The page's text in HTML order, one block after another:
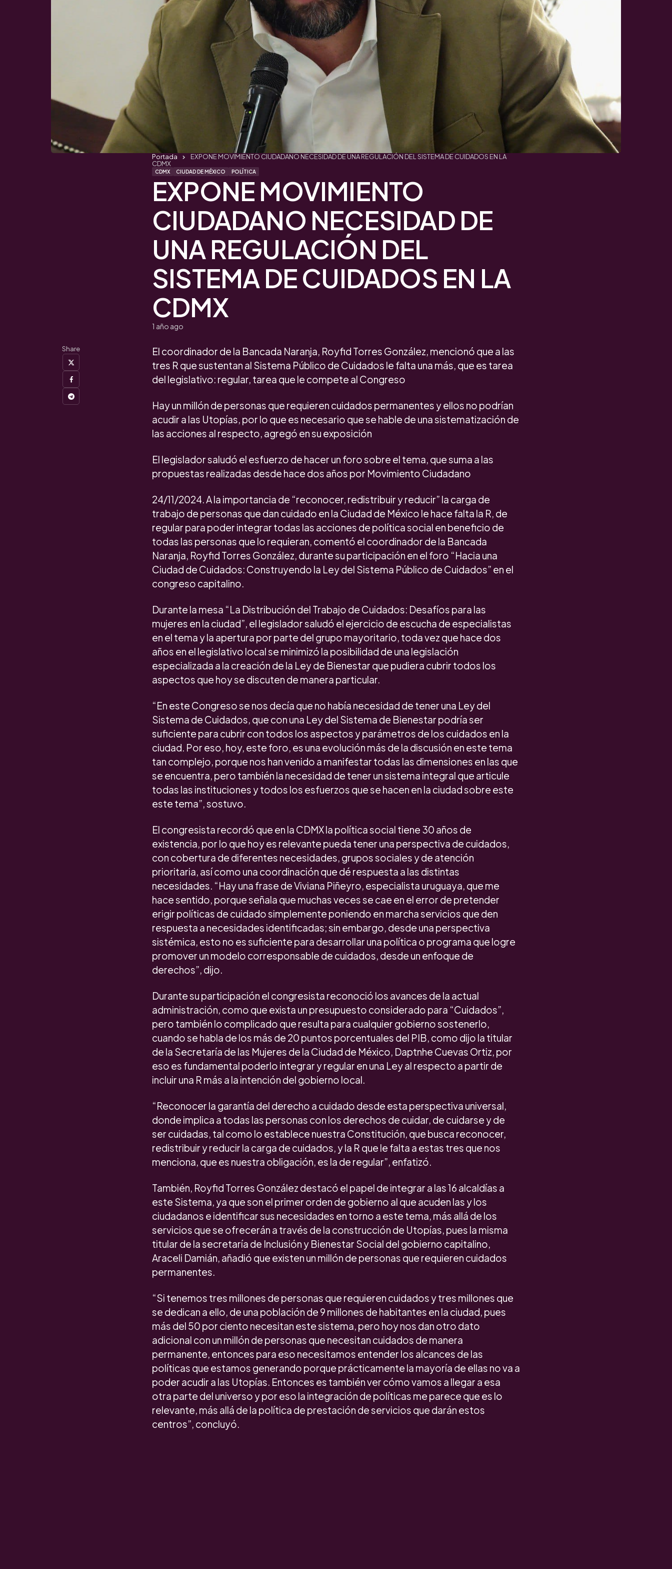
CDMX CIUDAD DE MÉXICO POLÍTICA
EXPONE MOVIMIENTO
CIUDADANO NECESIDAD DE
UNA REGULACIÓN DEL
SISTEMA DE CUIDADOS EN LA
CDMX
1 año ago
Portada
EXPONE MOVIMIENTO CIUDADANO NECESIDAD DE UNA REGULACIÓN DEL SISTEMA DE CUIDADOS EN LA
CDMX
Share
El coordinador de la Bancada Naranja, Royfid Torres González, mencionó que a las
tres R que sustentan al Sistema Público de Cuidados le falta una más, que es tarea
del legislativo: regular, tarea que le compete al Congreso
Hay un millón de personas que requieren cuidados permanentes y ellos no podrían
acudir a las Utopías, por lo que es necesario que se hable de una sistematización de
las acciones al respecto, agregó en su exposición
El legislador saludó el esfuerzo de hacer un foro sobre el tema, que suma a las
propuestas realizadas desde hace dos años por Movimiento Ciudadano
24/11/2024. A la importancia de “reconocer, redistribuir y reducir” la carga de
trabajo de personas que dan cuidado en la Ciudad de México le hace falta la R, de
regular para poder integrar todas las acciones de política social en beneficio de
todas las personas que lo requieran, comentó el coordinador de la Bancada
Naranja, Royfid Torres González, durante su participación en el foro “Hacia una
Ciudad de Cuidados: Construyendo la Ley del Sistema Público de Cuidados” en el
congreso capitalino.
Durante la mesa “La Distribución del Trabajo de Cuidados: Desafíos para las
mujeres en la ciudad”, el legislador saludó el ejercicio de escucha de especialistas
en el tema y la apertura por parte del grupo mayoritario, toda vez que hace dos
años en el legislativo local se minimizó la posibilidad de una legislación
especializada a la creación de la Ley de Bienestar que pudiera cubrir todos los
aspectos que hoy se discuten de manera particular.
“En este Congreso se nos decía que no había necesidad de tener una Ley del
Sistema de Cuidados, que con una Ley del Sistema de Bienestar podría ser
suficiente para cubrir con todos los aspectos y parámetros de los cuidados en la
ciudad. Por eso, hoy, este foro, es una evolución más de la discusión en este tema
tan complejo, porque nos han venido a manifestar todas las dimensiones en las que
se encuentra, pero también la necesidad de tener un sistema integral que articule
todas las instituciones y todos los esfuerzos que se hacen en la ciudad sobre este
este tema”, sostuvo.
El congresista recordó que en la CDMX la política social tiene 30 años de
existencia, por lo que hoy es relevante pueda tener una perspectiva de cuidados,
con cobertura de diferentes necesidades, grupos sociales y de atención
prioritaria, así como una coordinación que dé respuesta a las distintas
necesidades. “Hay una frase de Viviana Piñeyro, especialista uruguaya, que me
hace sentido, porque señala que muchas veces se cae en el error de pretender
erigir políticas de cuidado simplemente poniendo en marcha servicios que den
respuesta a necesidades identificadas; sin embargo, desde una perspectiva
sistémica, esto no es suficiente para desarrollar una política o programa que logre
promover un modelo corresponsable de cuidados, desde un enfoque de
derechos”, dijo.
Durante su participación el congresista reconoció los avances de la actual
administración, como que exista un presupuesto considerado para “Cuidados”,
pero también lo complicado que resulta para cualquier gobierno sostenerlo,
cuando se habla de los más de 20 puntos porcentuales del PIB, como dijo la titular
de la Secretaría de las Mujeres de la Ciudad de México, Daptnhe Cuevas Ortiz, por
eso es fundamental poderlo integrar y regular en una Ley al respecto a partir de
incluir una R más a la intención del gobierno local.
“Reconocer la garantía del derecho a cuidado desde esta perspectiva universal,
donde implica a todas las personas con los derechos de cuidar, de cuidarse y de
ser cuidadas, tal como lo establece nuestra Constitución, que busca reconocer,
redistribuir y reducir la carga de cuidados, y la R que le falta a estas tres que nos
menciona, que es nuestra obligación, es la de regular”, enfatizó.
También, Royfid Torres González destacó el papel de integrar a las 16 alcaldías a
este Sistema, ya que son el primer orden de gobierno al que acuden las y los
ciudadanos e identificar sus necesidades en torno a este tema, más allá de los
servicios que se ofrecerán a través de la construcción de Utopías, pues la misma
titular de la secretaría de Inclusión y Bienestar Social del gobierno capitalino,
Araceli Damián, añadió que existen un millón de personas que requieren cuidados
permanentes.
“Si tenemos tres millones de personas que requieren cuidados y tres millones que
se dedican a ello, de una población de 9 millones de habitantes en la ciudad, pues
más del 50 por ciento necesitan este sistema, pero hoy nos dan otro dato
adicional con un millón de personas que necesitan cuidados de manera
permanente, entonces para eso necesitamos entender los alcances de las
políticas que estamos generando porque prácticamente la mayoría de ellas no va a
poder acudir a las Utopías. Entonces es también ver cómo vamos a llegar a esa
otra parte del universo y por eso la integración de políticas me parece que es lo
relevante, más allá de la política de prestación de servicios que darán estos
centros”, concluyó.